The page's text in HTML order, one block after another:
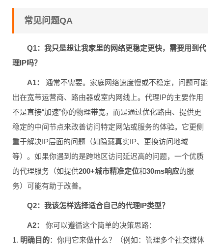
常见问题QA
Q1：我只是想让我家里的网络更稳定更快，需要用到代
理IP吗？
A1：
通常不需要。家庭网络速度慢或不稳定，问题可能
出在宽带运营商、路由器或室内网线上。代理IP的主要作用
不是直接“加速”你的物理带宽，而是通过优化路由、提供更
稳定的中间节点来改善访问特定网站或服务的体验。它更侧
重于解决IP层面的问题（如隐藏真实IP、更换访问地域
等）。如果你遇到的是跨地区访问延迟高的问题，一个优质
的代理服务（如提供200+城市精准定位和30ms响应的服
务）可能有助于改善。
Q2：我该怎样选择适合自己的代理IP类型？
A2：
你可以遵循这个简单的决策思路：
1. 明确目的：你用它来做什么？（例如：管理多个社交媒体